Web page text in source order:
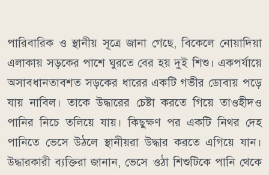
পারিবারিক ও স্থানীয় সূত্রে জানা গেছে, বিকেলে নোয়াদিয়া
এলাকায় সড়কের পাশে ঘুরতে বের হয় দুই শিশু। একপর্যায়ে
অসাবধানতাবশত সড়কের ধারের একটি গভীর ডোবায় পড়ে
যায় নাবিল। তাকে উদ্ধারের চেষ্টা করতে গিয়ে তাওহীদও
পানির নিচে তলিয়ে যায়। কিছুক্ষণ পর একটি নিথর দেহ
পানিতে ভেসে উঠলে স্থানীয়রা উদ্ধার করতে এগিয়ে যান।
উদ্ধারকারী ব্যক্তিরা জানান, ভেসে ওঠা শিশুটিকে পানি থেকে